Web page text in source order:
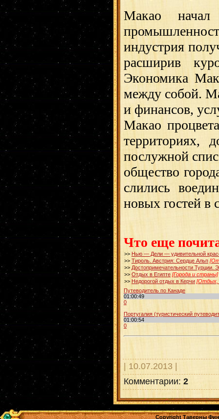
Макао начал
индустрия
расширив
Экономика
между собой.
и финансов,
Макао
территориях,
послужной
общество
слились
новых гостей в
Что еще
>> Нью — Дели — удивительной
>> Тироль. Австрия: Сердце Альп
>> Достопримечательности Турции.
>> Отдых в Египте [Города и страны]
>> Недорогой отдых в Керчи [Отдых,
Путеводитель по Канаде
01:00:49
0
Португалия (туристический
01:00:54
0
| 10.07.2013 |
Комментарии: 2
Copyright Таверны